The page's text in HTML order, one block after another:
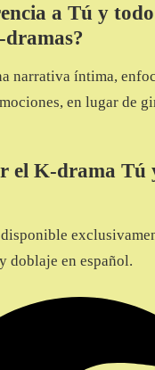
a Tú y
narrativa íntima,
en lugar de
el K-drama Tú
doblaje en español.